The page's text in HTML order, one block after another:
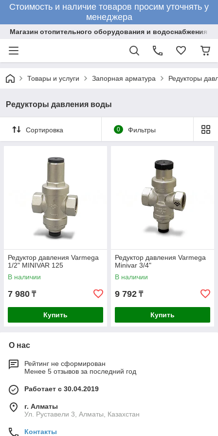
Стоимость и наличие товаров просим уточнять у
менеджера
Магазин отопительного оборудования и водоснабжения
Товары и услуги Запорная арматура Редукторы
Редукторы давления воды
Сортировка 0 Фильтры
Редуктор давления Varmega
1/2" MINIVAR 125
В наличии
7 980 ₸
Купить
Редуктор давления Varmega
Minivar 3/4"
В наличии
9 792 ₸
Купить
О нас
Рейтинг не сформирован
Менее 5 отзывов за последний год
Работает с 30.04.2019
г. Алматы
Ул. Руставели 3, Алматы, Казахстан
Контакты